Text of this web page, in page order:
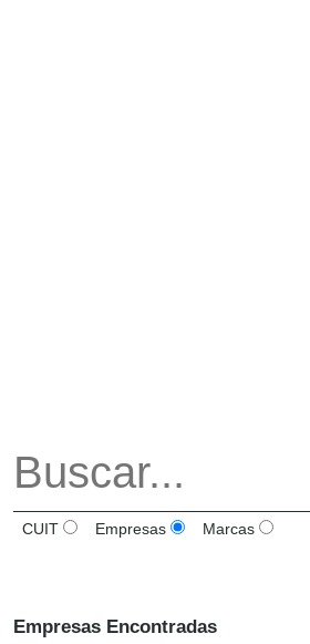
CUIT Empresas Marcas
Empresas Encontradas